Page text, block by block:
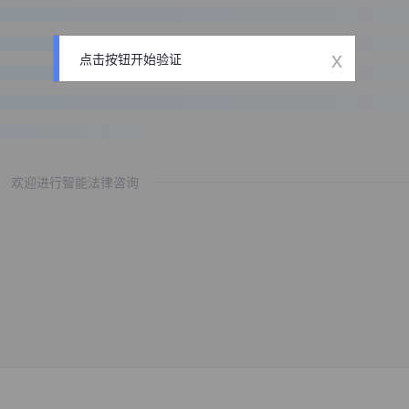
欢迎进行智能法律咨询
点击按钮开始验证 x